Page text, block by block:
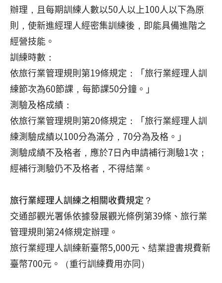
辦理，且每期訓練人數以50人以上100人以下為原
則，使新進經理人經密集訓練後，即能具備進階之
經營技能。
訓練時數：
依旅行業管理規則第19條規定：「旅行業經理人訓
練節次為60節課，每節課50分鐘。」
測驗及格成績：
依旅行業管理規則第20條規定：「旅行業經理人訓
練測驗成績以100分為滿分，70分為及格。」
測驗成績不及格者，應於7日內申請補行測驗1次；
經補行測驗仍不及格者，不得結業。
旅行業經理人訓練之相關收費規定？
交通部觀光署係依據發展觀光條例第39條、旅行業
管理規則第24條規定辦理。
旅行業經理人訓練新臺幣5,000元、結業證書規費新
臺幣700元。（重行訓練費用亦同）